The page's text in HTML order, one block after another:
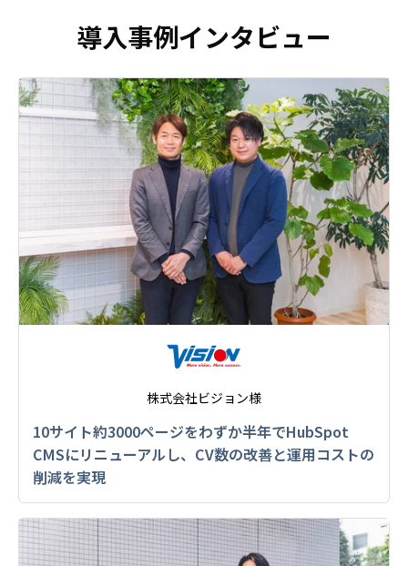
導入事例インタビュー
株式会社ビジョン様
10サイト約3000ページをわずか半年でHubSpot
CMSにリニューアルし、CV数の改善と運用コストの
削減を実現